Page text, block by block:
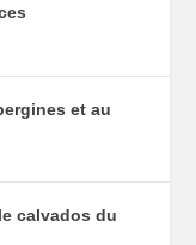
et au
calvados du